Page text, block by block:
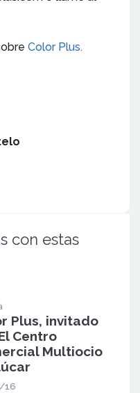
Color Plus.
con estas
Plus, invitado
Centro
Multiocio
16